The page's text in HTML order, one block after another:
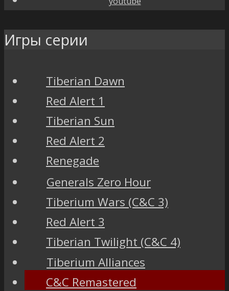
Игры серии
Tiberian Dawn
Red Alert 1
Tiberian Sun
Red Alert 2
Renegade
Generals Zero Hour
Tiberium Wars (C&C 3)
Red Alert 3
Tiberian Twilight (C&C 4)
Tiberium Alliances
C&C Remastered